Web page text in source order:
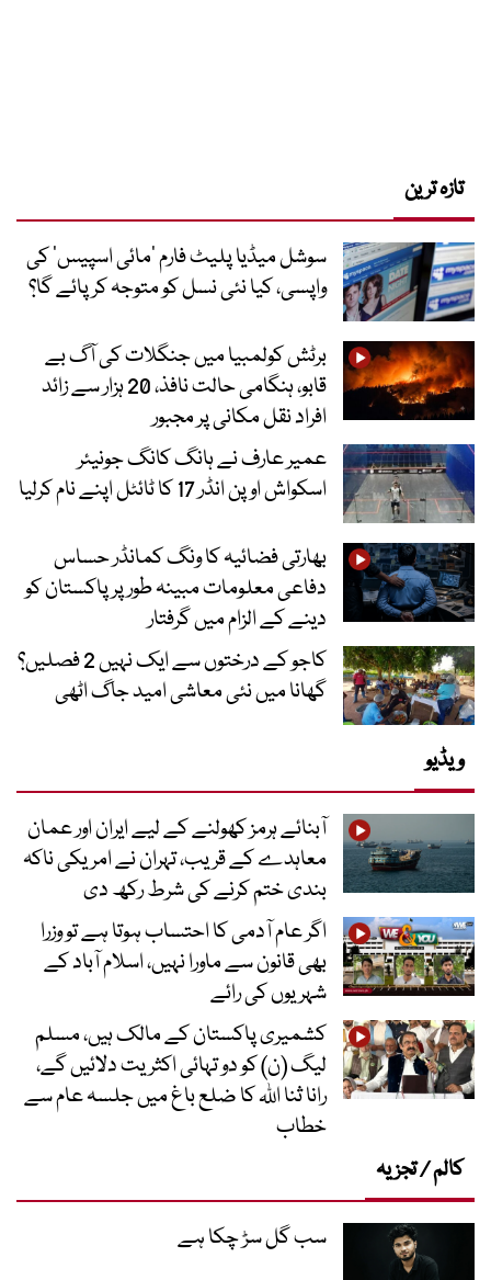
تازہ ترین
سوشل میڈیا پلیٹ فارم ‘مائی اسپیس’ کی
واپسی، کیا نئی نسل کو متوجہ کر پائے گا؟
برٹش کولمبیا میں جنگلات کی آگ بے
قابو، ہنگامی حالت نافذ، 20 ہزار سے زائد
افراد نقل مکانی پر مجبور
عمیر عارف نے ہانگ کانگ جونیئر
اسکواش اوپن انڈر 17 کا ٹائٹل اپنے نام کرلیا
بھارتی فضائیہ کا ونگ کمانڈر حساس
دفاعی معلومات مبینہ طور پر پاکستان کو
دینے کے الزام میں گرفتار
کاجو کے درختوں سے ایک نہیں 2 فصلیں؟
گھانا میں نئی معاشی امید جاگ اٹھی
ویڈیو
آبنائے ہرمز کھولنے کے لیے ایران اور عمان
معاہدے کے قریب، تہران نے امریکی ناکہ
بندی ختم کرنے کی شرط رکھ دی
اگر عام آدمی کا احتساب ہوتا ہے تو وزرا
بھی قانون سے ماورا نہیں، اسلام آباد کے
شہریوں کی رائے
کشمیری پاکستان کے مالک ہیں، مسلم
لیگ (ن) کو دو تہائی اکثریت دلائیں گے،
رانا ثنا اللہ کا ضلع باغ میں جلسہ عام سے
خطاب
کالم / تجزیہ
سب گل سڑ چکا ہے